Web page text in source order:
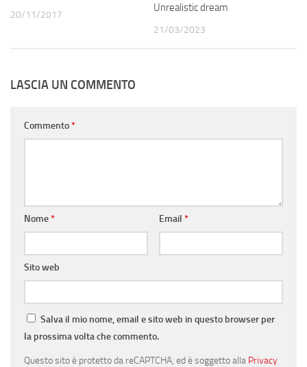
20/11/2017
Unrealistic dream
21/03/2023
LASCIA UN COMMENTO
Commento*
Nome* Email *
Sito web
Salva il mio nome, email e sito web in questo browser per
la prossima volta che commento.
Questo sito è protetto da reCAPTCHA, ed è soggetto alla Privacy